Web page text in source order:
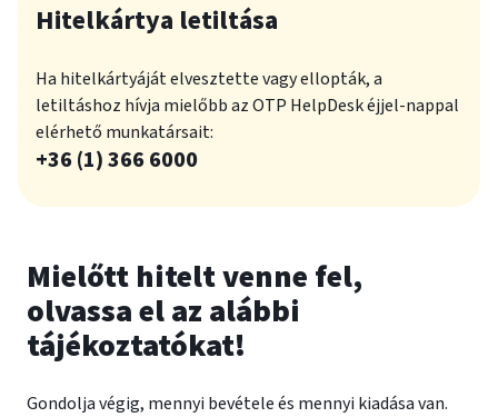
Hitelkártya letiltása
Ha hitelkártyáját elvesztette vagy ellopták, a
letiltáshoz hívja mielőbb az OTP HelpDesk éjjel-nappal
elérhető munkatársait:
plusz
+36 (1) 366 6000
Mielőtt hitelt venne fel,
olvassa el az alábbi
tájékoztatókat!
Gondolja végig, mennyi bevétele és mennyi kiadása van.